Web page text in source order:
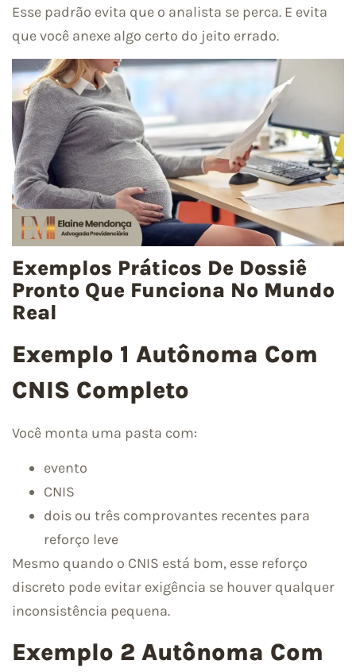
Esse padrão evita que o analista se perca. E evita
que você anexe algo certo do jeito errado.
Exemplos Práticos De Dossiê
Pronto Que Funciona No Mundo
Real
Exemplo 1 Autônoma Com
CNIS Completo
Você monta uma pasta com:
evento
CNIS
dois ou três comprovantes recentes para
reforço leve
Mesmo quando o CNIS está bom, esse reforço
discreto pode evitar exigência se houver qualquer
inconsistência pequena.
Exemplo 2 Autônoma Com